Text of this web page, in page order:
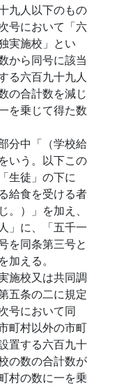
九人以下のもの
号において「六
実施校」とい
から同号に該当
る六百九十九人
の合計数を減じ
を乗じて得た数
分中「（学校給
いう。以下この
生徒」の下に
給食を受ける者
）」を加え、
」に、「五千一
を同条第三号と
える。
施校又は共同調
五条の二に規定
号において同
町村以外の市町
置する六百九十
の数の合計数が
村の数に一を乗